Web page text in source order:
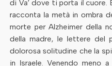
di Va’ dove ti porta il
racconta la metà in ombra
morte per Alzheimer della
della madre, le lettere del
dolorosa solitudine che la
in Israele. Venendo meno